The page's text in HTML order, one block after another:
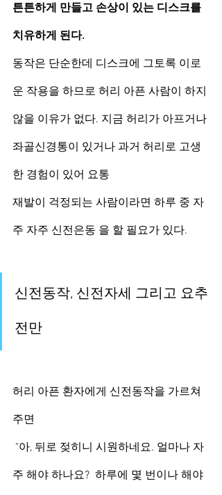
튼튼하게 만들고 손상이 있는 디스크를
치유하게 된다.
동작은 단순한데 디스크에 그토록 이로
운 작용을 하므로 허리 아픈 사람이 하지
않을 이유가 없다. 지금 허리가 아프거나
좌골신경통이 있거나 과거 허리로 고생
한 경험이 있어 요통
재발이 걱정되는 사람이라면 하루 중 자
주 자주 신전은동 을 할 필요가 있다.
신전동작, 신전자세 그리고 요추
전만
허리 아픈 환자에게 신전동작을 가르쳐
주면
주 해야 하나요?  하루에 몇 번이나 해야